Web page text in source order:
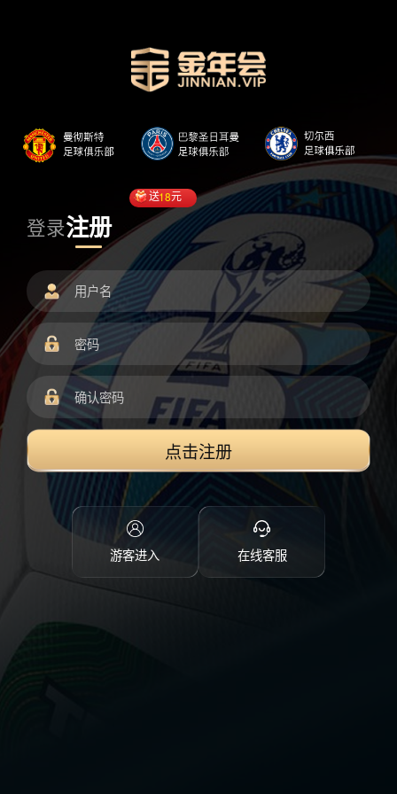
登录注册
送18元
点击注册
游客进入 在线客服